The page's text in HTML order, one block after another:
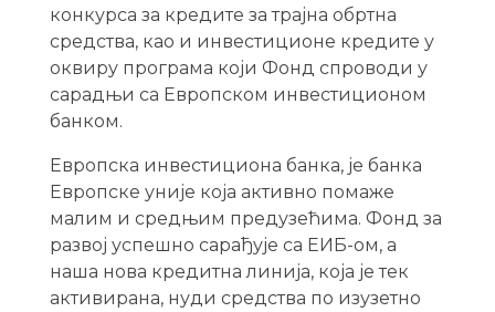
конкурса за кредите за трајна обртна
средства, као и инвестиционе кредите у
оквиру програма који Фонд спроводи у
сарадњи са Европском инвестиционом
банком.
Европска инвестициона банка, је банка
Европске уније која активно помаже
малим и средњим предузећима. Фонд за
развој успешно сарађује са ЕИБ-ом, а
наша нова кредитна линија, која је тек
активирана, нуди средства по изузетно